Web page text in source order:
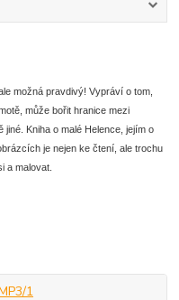
možná pravdivý! Vypráví o tom,
může bořit hranice mezi
Kniha o malé Helence, jejím o
je nejen ke čtení, ale trochu
a malovat.
1